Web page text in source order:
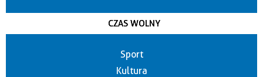
CZAS WOLNY
Sport
Kultura